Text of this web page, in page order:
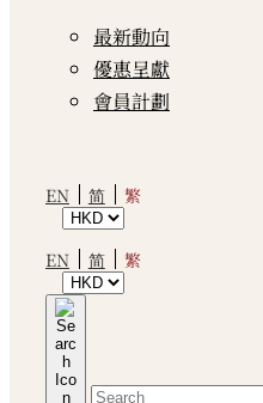
最新動向
優惠呈獻
會員計劃
EN 简 繁
EN 简 繁